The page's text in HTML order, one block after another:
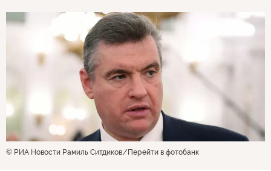
© РИА Новости Рамиль Ситдиков Перейти в фотобанк